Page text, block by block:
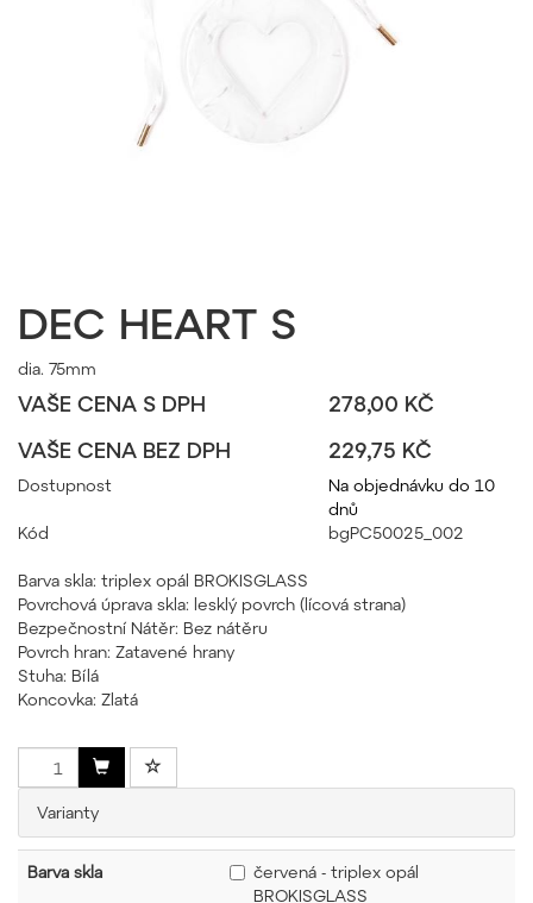
DEC HEART S
dia. 75mm
VAŠE CENA S DPH
278,00 KČ
VAŠE CENA BEZ DPH
229,75 KČ
Dostupnost
Na objednávku do 10
dnů
Kód
bgPC50025_002
Barva skla: triplex opál BROKISGLASS
Povrchová úprava skla: lesklý povrch (lícová strana)
Bezpečnostní Nátěr: Bez nátěru
Povrch hran: Zatavené hrany
Stuha: Bílá
Koncovka: Zlatá
Varianty
Barva skla
červená - triplex opál
BROKISGLASS